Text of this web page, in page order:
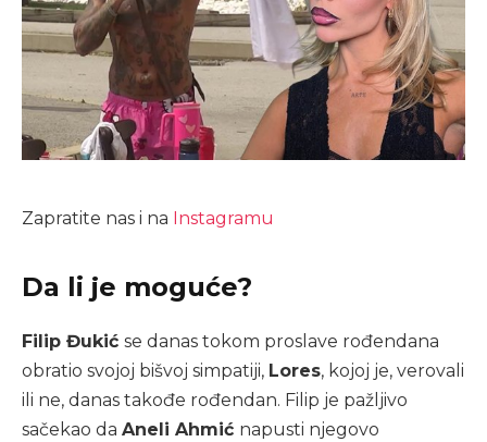
Zapratite nas i na Instagramu
Da li je moguće?
Filip Đukić se danas tokom proslave rođendana
obratio svojoj bišvoj simpatiji, Lores, kojoj je, verovali
ili ne, danas takođe rođendan. Filip je pažljivo
sačekao da Aneli Ahmić napusti njegovo